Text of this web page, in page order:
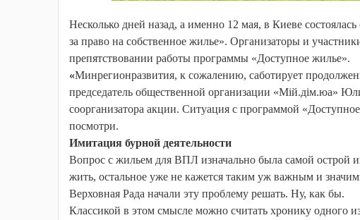
Несколько дней назад, а именно 12 мая, в Киеве
за право на собственное жилье». Организаторы и
препятствовании работы программы «Доступное жилье».
«Минрегионразвития, к сожалению, саботирует
председатель общественной организации «Мій.дім.юа»
соорганизатора акции. Ситуация с программой
посмотри.
Имитация бурной деятельности
Вопрос с жильем для ВПЛ изначально была самой острой
жить, остальное уже не кажется таким уж важным и
Верховная Рада начали эту проблему решать. Ну, как бы.
Классикой в этом смысле можно считать хронику одного